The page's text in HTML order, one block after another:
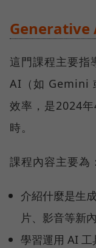
Generative
這門課程主要指
AI（如 Gemini
效率，是2024
時。
課程內容主要為：
介紹什麼是生
片、影音等新內
學習運用 AI